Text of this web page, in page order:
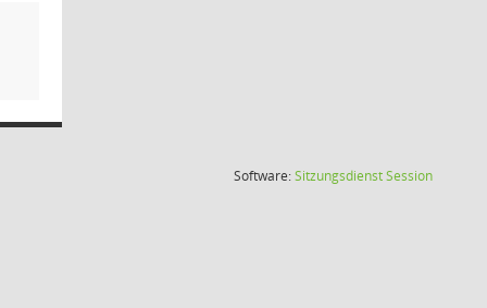
Software:SitzungsdienstSession(Wird in